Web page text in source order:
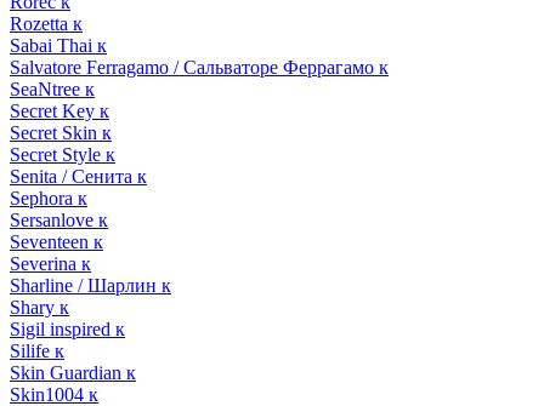
Rozetta к
Sabai Thai к
Salvatore Ferragamo / Сальваторе Феррагамо к
SeaNtree к
Secret Key к
Secret Skin к
Secret Style к
Senita / Сенита к
Sephora к
Sersanlove к
Seventeen к
Severina к
Sharline / Шарлин к
Shary к
Sigil inspired к
Silife к
Skin Guardian к
Skin1004 к